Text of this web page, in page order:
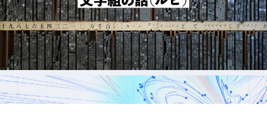
ニュース
プロダクト / 技術
採用